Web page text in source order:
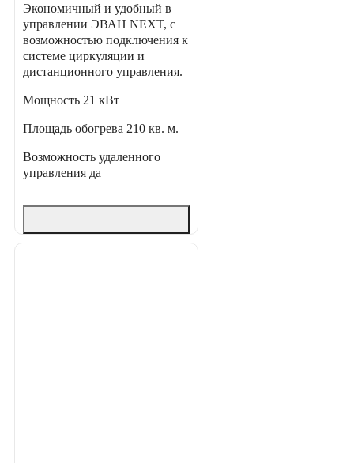
Экономичный и удобный в
управлении ЭВАН NEXT, с
возможностью подключения к
системе циркуляции и
дистанционного управления.
Мощность 21 кВт
Площадь обогрева 210 кв. м.
Возможность удаленного
управления да